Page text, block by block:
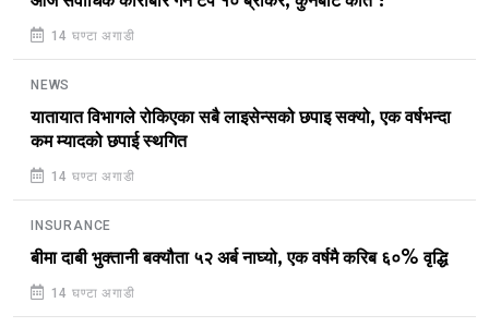
14 घण्टा अगाडी
NEWS
यातायात विभागले रोकिएका सबै लाइसेन्सको छपाइ सक्यो, एक वर्षभन्दा
कम म्यादको छपाई स्थगित
14 घण्टा अगाडी
INSURANCE
बीमा दाबी भुक्तानी बक्यौता ५२ अर्ब नाघ्यो, एक वर्षमै करिब ६०% वृद्धि
14 घण्टा अगाडी